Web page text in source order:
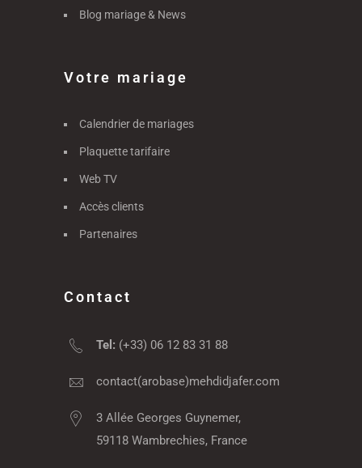
Blog mariage & News
Votre mariage
Calendrier de mariages
Plaquette tarifaire
Web TV
Accès clients
Partenaires
Contact
Tel: (+33) 06 12 83 31 88
contact(arobase)mehdidjafer.com
3 Allée Georges Guynemer,
59118 Wambrechies, France